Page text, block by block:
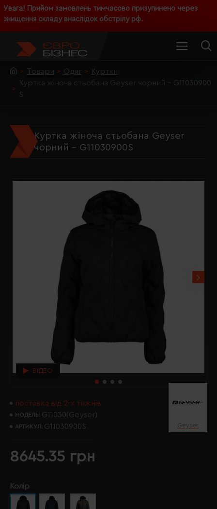
Увага! Прийом замовлень тимчасово призупинено через
знищення складу внаслідок обстрілу рф.
Товари Одяг
Куртки
Куртка жіноча стьобана Geyser чорний - G11030900
S
Куртка жіноча стьобана Geyser
чорний - G11030900S
ВІДЕО
поставка від 2-х тижнів
МОДЕЛЬ: G11030(Geyser)
АРТИКУЛ: G11030900S Geyser
8645.35 грн
Колір